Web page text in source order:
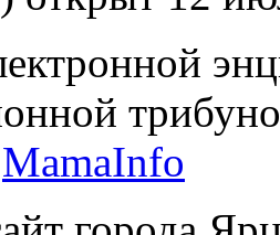
MamaInfo